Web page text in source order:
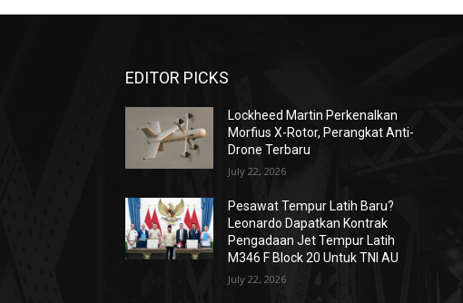
EDITOR PICKS
Lockheed Martin Perkenalkan
Morfius X-Rotor, Perangkat Anti-
Drone Terbaru
July 22, 2026
Pesawat Tempur Latih Baru?
Leonardo Dapatkan Kontrak
Pengadaan Jet Tempur Latih
M346 F Block 20 Untuk TNI AU
July 22, 2026